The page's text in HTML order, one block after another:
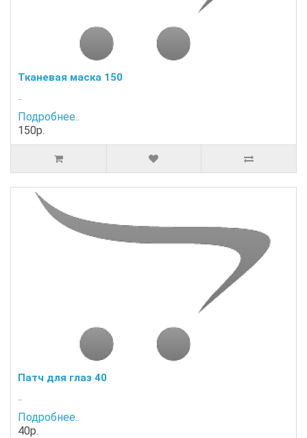
Тканевая маска 150
..
Подробнее..
150р.
Патч для глаз 40
..
Подробнее..
40р.